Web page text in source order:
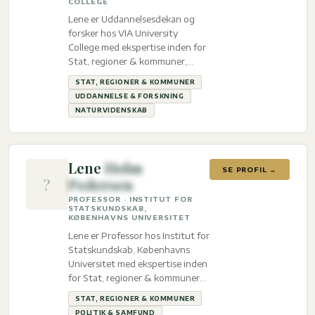
Lene er Uddannelsesdekan og
forsker hos VIA University
College med ekspertise inden for
Stat, regioner & kommuner,
Uddannelse & Forskning og
Naturvidenskab.
STAT, REGIONER & KOMMUNER
UDDANNELSE & FORSKNING
NATURVIDENSKAB
?
LeneHolm
Pedersen
PROFESSOR · INSTITUT FOR
STATSKUNDSKAB,
KØBENHAVNS UNIVERSITET
Lene er Professor hos Institut for
Statskundskab, Københavns
Universitet med ekspertise inden
for Stat, regioner & kommuner
og Politik & Samfund.
STAT, REGIONER & KOMMUNER
POLITIK & SAMFUND
SE PROFIL →